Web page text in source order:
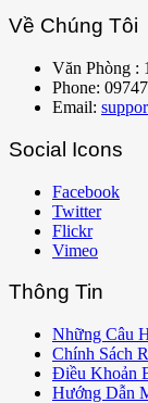
Về Chúng Tôi
Văn Phòng :
Phone:
Email:
Social Icons
Facebook
Twitter
Flickr
Vimeo
Thông Tin
Những Câu
Chính Sách
Điều Khoản
Hướng Dẫn